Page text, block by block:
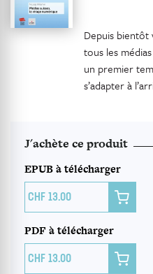
Depuis bientôt
tous les
un premier
s’adapter à
J'achète ce produit
EPUB à télécharger
13.00 
PDF à télécharger
13.00 